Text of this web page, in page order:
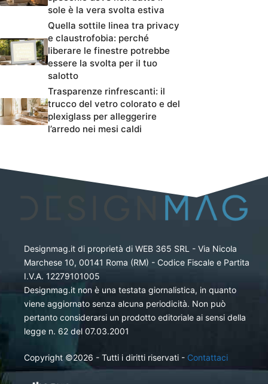
sole è la vera svolta estiva
Quella sottile linea tra privacy
e claustrofobia: perché
liberare le finestre potrebbe
essere la svolta per il tuo
salotto
Trasparenze rinfrescanti: il
trucco del vetro colorato e del
plexiglass per alleggerire
l’arredo nei mesi caldi
Designmag.it di proprietà di WEB 365 SRL - Via Nicola
Marchese 10, 00141 Roma (RM) - Codice Fiscale e Partita
I.V.A. 12279101005
Designmag.it non è una testata giornalistica, in quanto
viene aggiornato senza alcuna periodicità. Non può
pertanto considerarsi un prodotto editoriale ai sensi della
legge n. 62 del 07.03.2001
Copyright ©2026 - Tutti i diritti riservati - Contattaci